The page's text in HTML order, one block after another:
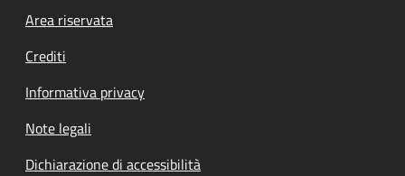
Footer menu
Area riservata
Crediti
Informativa privacy
Note legali
Dichiarazione di accessibilità